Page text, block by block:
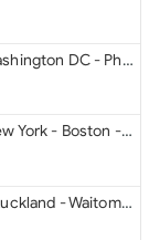
Du Lịch Bờ Đông Hoa Kỳ 2026: Washington DC - Philadelphia - New York - Boston - New Hampshire White Mountains - Albany - Niagara Falls - Buffalo - Corning - New York
Du Lịch Bờ Đông Hoa Kỳ 2026: New York - Boston - New Hampshire - Artist’s Bluff - Echo Lake Kancamagus Highway - White Mountains - Albany - Buffalo Niagara Falls - Corning - Washington DC
Du lịch New Zealand 2026: Tour Auckland - Waitomo - Taupo - Rotorua - Matamata - Hamilton